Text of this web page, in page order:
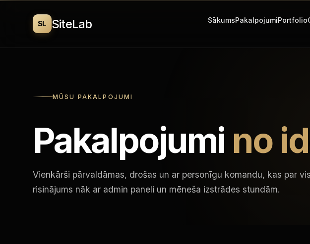
SL SiteLab SākumsPakalpojumiPortfolio
MŪSU PAKALPOJUMI
Pakalpojumi no
Vienkārši pārvaldāmas, drošas un ar personīgu komandu, kas par
risinājums nāk ar admin paneli un mēneša izstrādes stundām.